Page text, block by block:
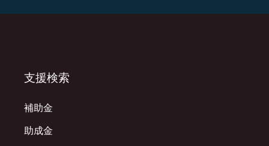
支援検索
補助金
助成金